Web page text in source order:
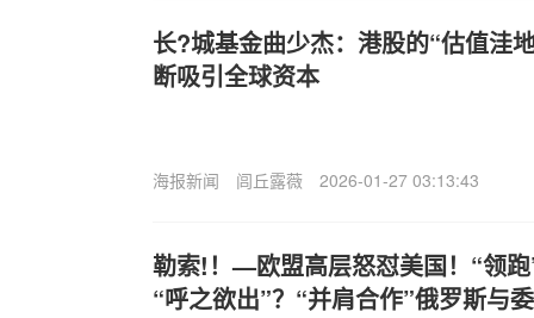
长?城基金曲少杰：港股的“估值洼
断吸引全球资本
海报新闻 闾丘露薇 2026-01-27 03:13:43
勒索!！—欧盟高层怒怼美国！“领
“呼之欲出”？“并肩合作”俄罗斯与